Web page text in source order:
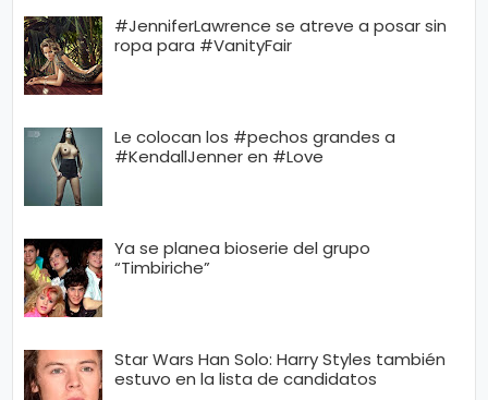
#JenniferLawrence se atreve a posar sin
ropa para #VanityFair
Le colocan los #pechos grandes a
#KendallJenner en #Love
Ya se planea bioserie del grupo
“Timbiriche”
Star Wars Han Solo: Harry Styles también
estuvo en la lista de candidatos